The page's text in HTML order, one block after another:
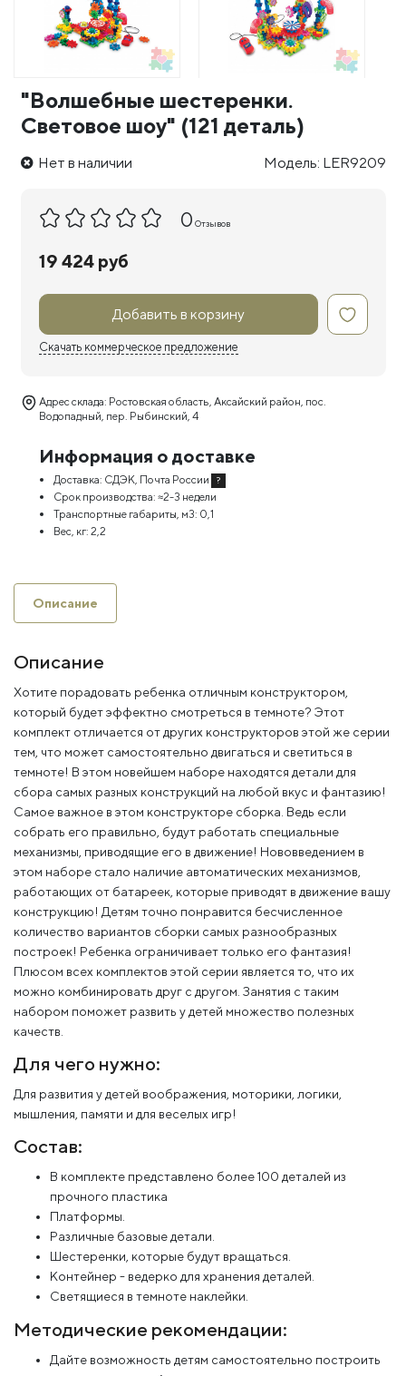
"Волшебные шестеренки.
Световое шоу" (121 деталь)
Нет в наличии Модель: LER9209
0 Отзывов
19 424 руб
Добавить в корзину
Скачать коммерческое предложение
Адрес склада: Ростовская область, Аксайский район, пос.
Водопадный, пер. Рыбинский, 4
Информация о доставке
Доставка: СДЭК, Почта России ?
Срок производства: ≈2-3 недели
Транспортные габариты, м3: 0,1
Вес, кг: 2,2
Описание
Описание
Хотите порадовать ребенка отличным конструктором,
который будет эффектно смотреться в темноте? Этот
комплект отличается от других конструкторов этой же серии
тем, что может самостоятельно двигаться и светиться в
темноте! В этом новейшем наборе находятся детали для
сбора самых разных конструкций на любой вкус и фантазию!
Самое важное в этом конструкторе сборка. Ведь если
собрать его правильно, будут работать специальные
механизмы, приводящие его в движение! Нововведением в
этом наборе стало наличие автоматических механизмов,
работающих от батареек, которые приводят в движение вашу
конструкцию! Детям точно понравится бесчисленное
количество вариантов сборки самых разнообразных
построек! Ребенка ограничивает только его фантазия!
Плюсом всех комплектов этой серии является то, что их
можно комбинировать друг с другом. Занятия с таким
набором поможет развить у детей множество полезных
качеств.
Для чего нужно:
Для развития у детей воображения, моторики, логики,
мышления, памяти и для веселых игр!
Состав:
В комплекте представлено более 100 деталей из
прочного пластика
Платформы.
Различные базовые детали.
Шестеренки, которые будут вращаться.
Контейнер - ведерко для хранения деталей.
Светящиеся в темноте наклейки.
Методические рекомендации:
Дайте возможность детям самостоятельно построить